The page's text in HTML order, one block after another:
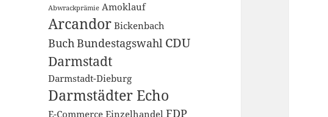
Abwrackprämie Amoklauf
Arcandor Bickenbach
BuchBundestagswahl CDU
Darmstadt
Darmstadt-Dieburg
Darmstädter Echo
E-Commerce Einzelhandel FDP